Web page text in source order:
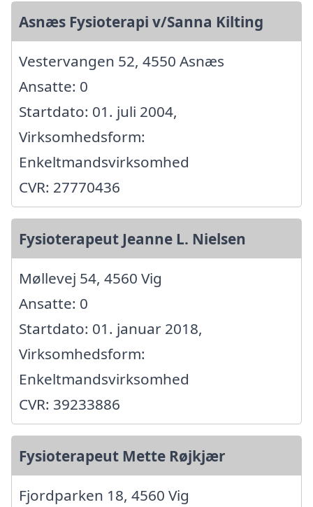
Asnæs Fysioterapi v/Sanna Kilting
Vestervangen 52, 4550 Asnæs
Ansatte: 0
Startdato: 01. juli 2004,
Virksomhedsform:
Enkeltmandsvirksomhed
CVR: 27770436
Fysioterapeut Jeanne L. Nielsen
Møllevej 54, 4560 Vig
Ansatte: 0
Startdato: 01. januar 2018,
Virksomhedsform:
Enkeltmandsvirksomhed
CVR: 39233886
Fysioterapeut Mette Røjkjær
Fjordparken 18, 4560 Vig